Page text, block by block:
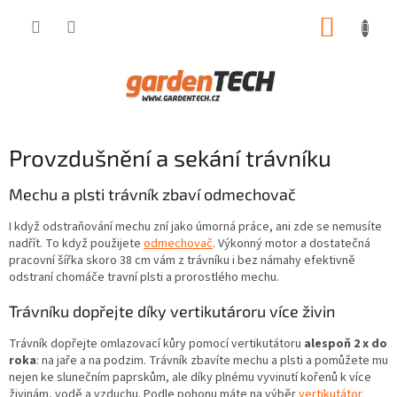
Provzdušnění a sekání trávníku
Mechu a plsti trávník zbaví odmechovač
I když odstraňování mechu zní jako úmorná práce, ani zde se nemusíte
nadřít. To když použijete odmechovač. Výkonný motor a dostatečná
pracovní šířka skoro 38 cm vám z trávníku i bez námahy efektivně
odstraní chomáče travní plsti a prorostlého mechu.
Trávníku dopřejte díky vertikutároru více živin
Trávník dopřejte omlazovací kůry pomocí vertikutátoru alespoň 2 x do
roka: na jaře a na podzim. Trávník zbavíte mechu a plsti a pomůžete mu
nejen ke slunečním paprskům, ale díky plnému vyvinutí kořenů k více